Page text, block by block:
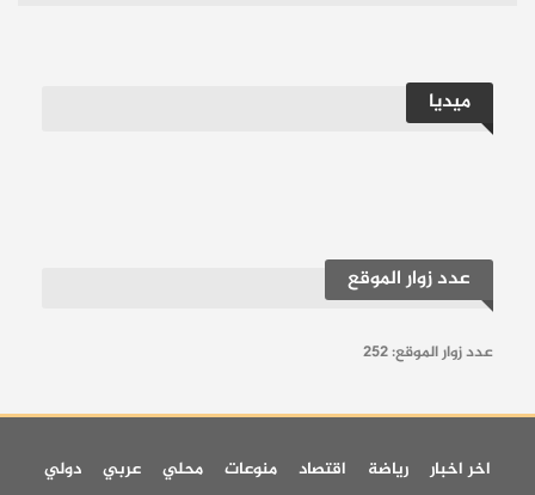
ميديا
عدد زوار الموقع
عدد زوار الموقع:252
اخر اخبار رياضة اقتصاد منوعات محلي عربي
دولي